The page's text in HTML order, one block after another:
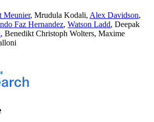
Meunier, Mrudula Kodali, Alex Davidson,
Faz Hernandez, Watson Ladd, Deepak
, Benedikt Christoph Wolters, Maxime